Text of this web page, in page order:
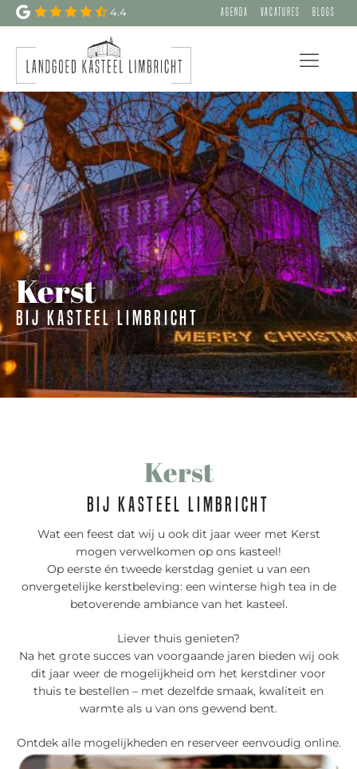
4.4 Agenda Vacatures Blogs
Kerst
Bij Kasteel Limbricht
Kerst
Bij Kasteel Limbricht
Wat een feest dat wij u ook dit jaar weer met Kerst
mogen verwelkomen op ons kasteel!
Op eerste én tweede kerstdag geniet u van een
onvergetelijke kerstbeleving: een winterse high tea in de
betoverende ambiance van het kasteel.
Liever thuis genieten?
Na het grote succes van voorgaande jaren bieden wij ook
dit jaar weer de mogelijkheid om het kerstdiner voor
thuis te bestellen – met dezelfde smaak, kwaliteit en
warmte als u van ons gewend bent.
Ontdek alle mogelijkheden en reserveer eenvoudig online.